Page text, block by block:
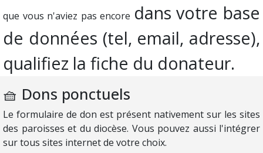
que vous n'aviez pas encore dans votre base
de données (tel, email, adresse),
qualifiez la fiche du donateur.
🧺 Dons ponctuels
Le formulaire de don est présent nativement sur les sites
des paroisses et du diocèse. Vous pouvez aussi l'intégrer
sur tous sites internet de votre choix.